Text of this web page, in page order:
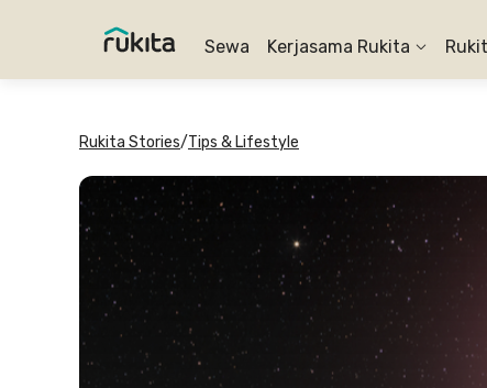
Sewa Kerjasama Rukita
Rukita Stories/Tips & Lifestyle